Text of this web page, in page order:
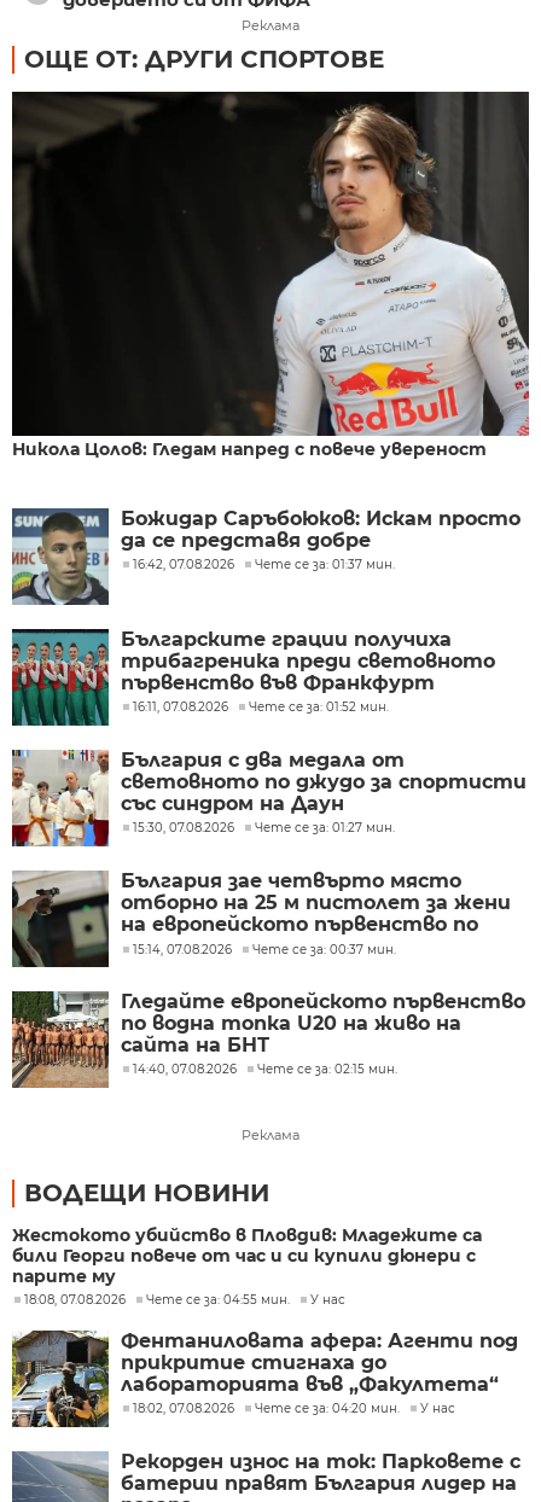
Реклама
ОЩЕ ОТ: ДРУГИ СПОРТОВЕ
Никола Цолов: Гледам напред с повече увереност
Божидар Саръбоюков: Искам просто
да се представя добре
16:42, 07.08.2026 Чете се за: 01:37 мин.
Българските грации получиха
трибагреника преди световното
първенство във Франкфурт
16:11, 07.08.2026 Чете се за: 01:52 мин.
България с два медала от
световното по джудо за спортисти
със синдром на Даун
15:30, 07.08.2026 Чете се за: 01:27 мин.
България зае четвърто място
отборно на 25 м пистолет за жени
на eвропейското първенство по
спортна стрелба до 23 г=
15:14, 07.08.2026 Чете се за: 00:37 мин.
Гледайте европейското първенство
по водна топка U20 на живо на
сайта на БНТ
14:40, 07.08.2026 Чете се за: 02:15 мин.
Реклама
ВОДЕЩИ НОВИНИ
Жестокото убийство в Пловдив: Младежите са
били Георги повече от час и си купили дюнери с
парите му
18:08, 07.08.2026 Чете се за: 04:55 мин. У нас
Фентаниловата афера: Агенти под
прикритие стигнаха до
лабораторията във „Факултета“
18:02, 07.08.2026 Чете се за: 04:20 мин. У нас
Рекорден износ на ток: Парковете с
батерии правят България лидер на